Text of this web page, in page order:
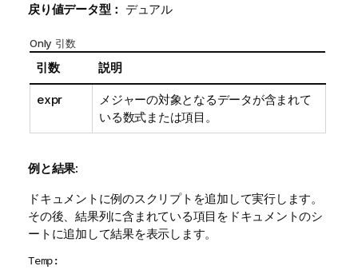
戻り値データ型： デュアル
Only 引数
引数 説明
expr
メジャーの対象となるデータが含まれて
いる数式または項目。
例と結果:
ドキュメントに例のスクリプトを追加して実行します。
その後、結果列に含まれている項目をドキュメントのシ
ートに追加して結果を表示します。
Temp: